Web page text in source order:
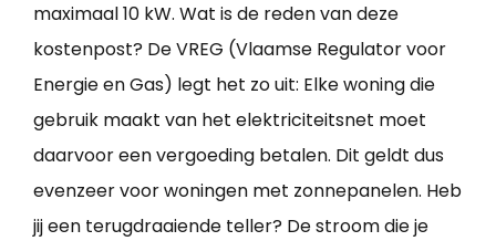
maximaal 10 kW. Wat is de reden van deze
kostenpost? De VREG (Vlaamse Regulator voor
Energie en Gas) legt het zo uit: Elke woning die
gebruik maakt van het elektriciteitsnet moet
daarvoor een vergoeding betalen. Dit geldt dus
evenzeer voor woningen met zonnepanelen. Heb
jij een terugdraaiende teller? De stroom die je